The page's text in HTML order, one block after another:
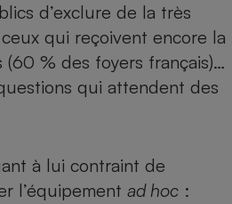
d’exclure de la très
qui reçoivent encore la
(60 % des foyers français)…
qui attendent des
à lui contraint de
l’équipement ad hoc :